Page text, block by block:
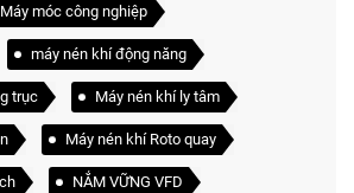
Máy móc công nghiệp
máy nén khí động năng
trục Máy nén khí ly tâm
Máy nén khí Roto quay
NẮM VỮNG VFD